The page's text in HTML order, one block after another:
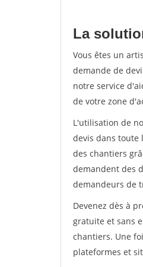
La
Vous êtes un
demande de
notre service
de votre zone
L'utilisation de
devis dans toute
des chantiers
demandent des
demandeurs de
Devenez dès à
gratuite et sans
chantiers. Une
plateformes et